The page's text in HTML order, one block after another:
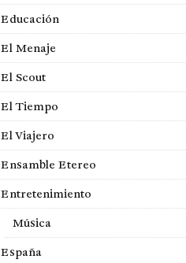
Educación
El Menaje
El Scout
El Tiempo
El Viajero
Ensamble Etereo
Entretenimiento
Música
España